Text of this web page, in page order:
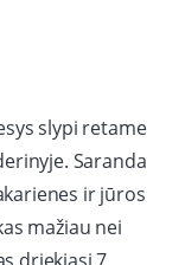
slypi retame
Saranda
ir jūros
mažiau nei